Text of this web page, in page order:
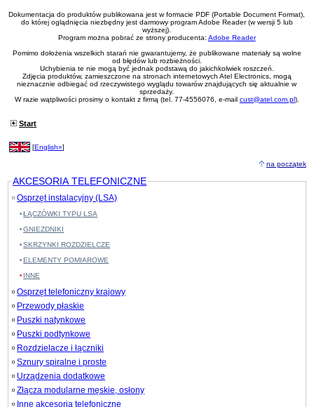
Dokumentacja do produktów publikowana jest w formacie PDF (Portable Document Format),
do której oglądnięcia niezbędny jest darmowy program Adobe Reader (w wersji 5 lub
wyższej).
Program można pobrać ze strony producenta: Adobe Reader
Pomimo dołożenia wszelkich starań nie gwarantujemy, że publikowane materiały są wolne
od błędów lub rozbieżności.
Uchybienia te nie mogą być jednak podstawą do jakichkolwiek roszczeń.
Zdjęcia produktów, zamieszczone na stronach internetowych Atel Electronics, mogą
nieznacznie odbiegać od rzeczywistego wyglądu towarów znajdujących się aktualnie w
sprzedaży.
W razie wątpliwości prosimy o kontakt z firmą (tel. 77-4556076, e-mail cust@atel.com.pl).
Start
[English»]
na początek
AKCESORIA TELEFONICZNE
Osprzęt instalacyjny (LSA)
ŁĄCZÓWKI TYPU LSA
GNIEZDNIKI
SKRZYNKI ROZDZIELCZE
ELEMENTY POMIAROWE
INNE
Osprzęt telefoniczny krajowy
Przewody płaskie
Puszki natynkowe
Puszki podtynkowe
Rozdzielacze i łączniki
Sznury spiralne i proste
Urządzenia dodatkowe
Złącza modularne męskie, osłony
Inne akcesoria telefoniczne